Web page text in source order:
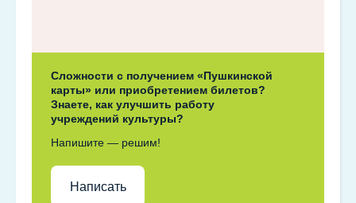
Сложности с получением «Пушкинской
карты» или приобретением билетов?
Знаете, как улучшить работу
учреждений культуры?
Напишите — решим!
Написать